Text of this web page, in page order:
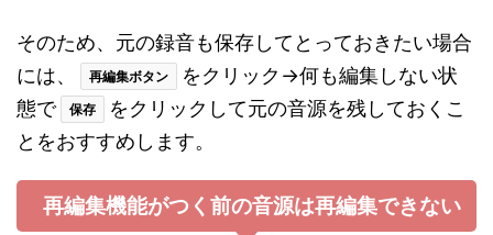
そのため、元の録音も保存してとっておきたい場合
には、
再編集ボタン
をクリック→何も編集しない状
態で
保存
をクリックして元の音源を残しておくこ
とをおすすめします。
再編集機能がつく前の音源は再編集できない